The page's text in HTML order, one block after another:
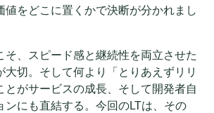
値をどこに置くかで決断が分かれまし
そ、スピード感と継続性を両立させた
大切。そして何より「とりあえずリリ
とがサービスの成長、そして開発者自
ンにも直結する。今回のLTは、その